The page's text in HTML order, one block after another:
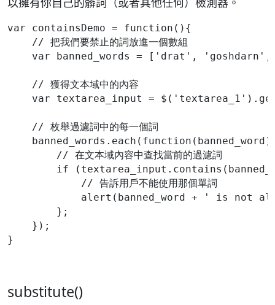
var containsDemo = function(){
    // 把我們要禁止的詞放進一個數組
var banned_words = ['drat',
    // 獲得文本域中的內容
var textarea_input =
    // 枚舉過濾詞中的每一個詞
        // 在文本域內容中查找當前的過濾詞
if
            // 告訴用戶不能使用那個單詞
alert(banned_word + ' is not
        };
    });
substitute()